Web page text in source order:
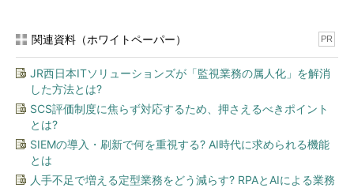
関連資料（ホワイトペーパー） PR
JR西日本ITソリューションズが「監視業務の属人化」を解消
した方法とは?
SCS評価制度に焦らず対応するため、押さえるべきポイント
とは?
SIEMの導入・刷新で何を重視する? AI時代に求められる機能
とは
人手不足で増える定型業務をどう減らす? RPAとAIによる業務